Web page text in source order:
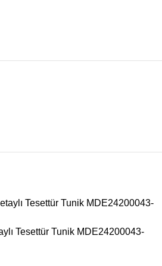
Tesettür Tunik MDE24200043-